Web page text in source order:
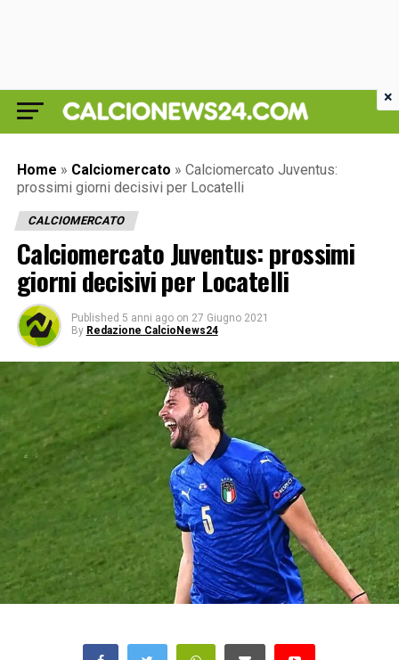
Home » Calciomercato » Calciomercato Juventus:
prossimi giorni decisivi per Locatelli
CALCIOMERCATO
Calciomercato Juventus: prossimi
giorni decisivi per Locatelli
Published 5 anni ago on 27 Giugno 2021
By Redazione CalcioNews24
×